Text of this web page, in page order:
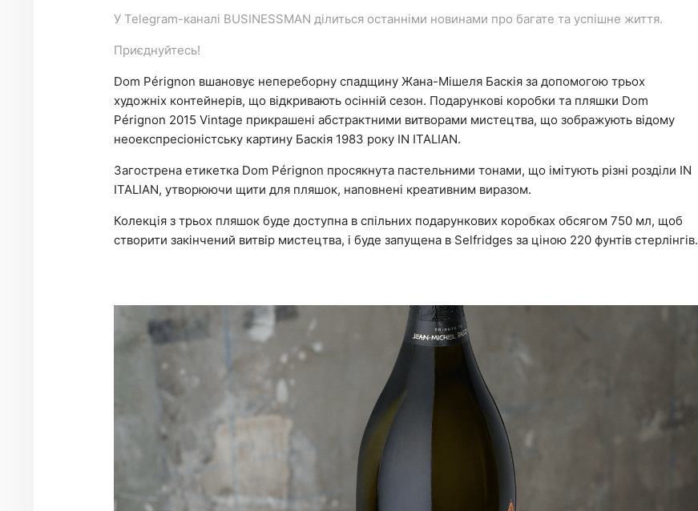
У Telegram-каналі BUSINESSMAN ділиться останніми новинами про багате та успішне життя.
Приєднуйтесь!
Dom Pérignon вшановує непереборну спадщину Жана-Мішеля Баскія за допомогою трьох
художніх контейнерів, що відкривають осінній сезон. Подарункові коробки та пляшки Dom
Pérignon 2015 Vintage прикрашені абстрактними витворами мистецтва, що зображують відому
неоекспресіоністську картину Баскія 1983 року IN ITALIAN.
Загострена етикетка Dom Pérignon просякнута пастельними тонами, що імітують різні розділи IN
ITALIAN, утворюючи щити для пляшок, наповнені креативним виразом.
Колекція з трьох пляшок буде доступна в спільних подарункових коробках обсягом 750 мл, щоб
створити закінчений витвір мистецтва, і буде запущена в Selfridges за ціною 220 фунтів стерлінгів.